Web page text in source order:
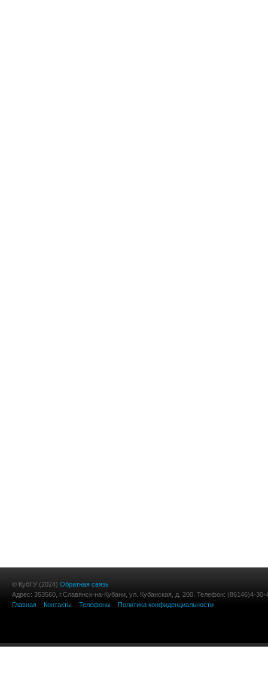
© КубГУ (2024) Обратная связь
Адрес: 353560, г.Славянск-на-Кубани, ул. Кубанская, д. 200. Телефон: (86146)4-30-
Главная
Контакты Телефоны Политика конфиденциальности